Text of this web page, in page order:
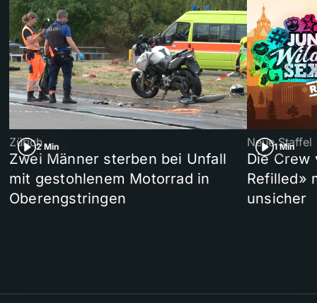
2 Min
Zürich
Zwei Männer sterben bei Unfall
mit gestohlenem Motorrad in
Oberengstringen
1 Min
Neue Staffel
Die Crew
Refilled»
unsicher